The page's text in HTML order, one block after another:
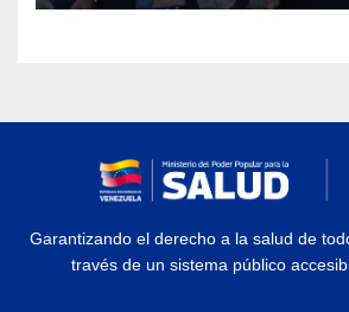
Garantizando el derecho a la salud de
través de un sistema público